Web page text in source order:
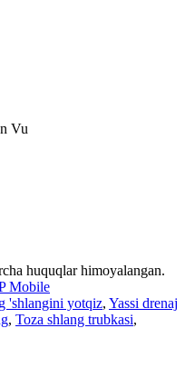
Vu
huquqlar himoyalangan.
Mobile
'shlangini yotqiz, Yassi drenaj
, Toza shlang trubkasi,